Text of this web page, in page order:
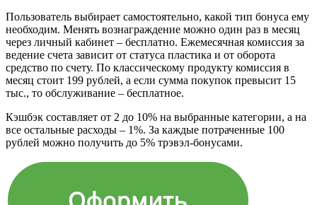
Пользователь выбирает самостоятельно, какой тип бонуса ему
необходим. Менять вознаграждение можно один раз в месяц
через личный кабинет – бесплатно. Ежемесячная комиссия за
ведение счета зависит от статуса пластика и от оборота
средство по счету. По классическому продукту комиссия в
месяц стоит 199 рублей, а если сумма покупок превысит 15
тыс., то обслуживание – бесплатное.
Кэшбэк составляет от 2 до 10% на выбранные категории, а на
все остальные расходы – 1%. За каждые потраченные 100
рублей можно получить до 5% трэвэл-бонусами.